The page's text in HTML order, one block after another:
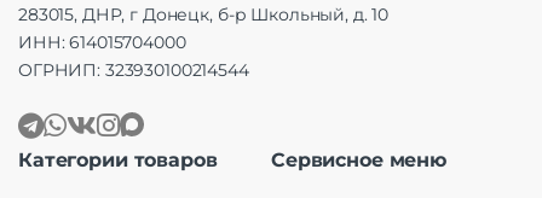
283015, ДНР, г Донецк, б-р Школьный, д. 10
ИНН: 614015704000
ОГРНИП: 323930100214544
Категории товаров Сервисное меню